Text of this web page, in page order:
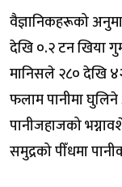
वैज्ञानिकहरूको
देखि ०.२ टन खिया
मानिसले २८० देखि
फलाम पानीमा
पानीजहाजको
समुद्रको पीँधमा